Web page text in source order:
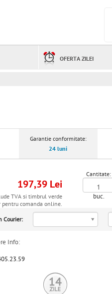
OFERTA ZILEI
Garantie conformitate:
24 luni
197,39 Lei
TVA si timbrul verde
comanda online.
Cantitate:
buc.
Courier:
Info: